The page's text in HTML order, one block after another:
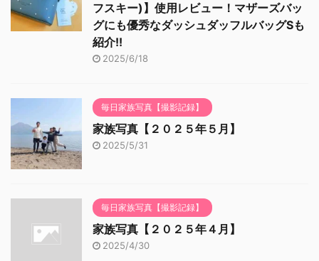
フスキー)】使用レビュー！マザーズバッ
グにも優秀なダッシュダッフルバッグSも
紹介!!
2025/6/18
毎日家族写真【撮影記録】
家族写真【２０２５年５月】
2025/5/31
毎日家族写真【撮影記録】
家族写真【２０２５年４月】
2025/4/30